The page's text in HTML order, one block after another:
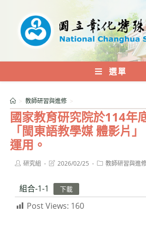
內
選單
國家教育研究院於114年
「閩東語教學媒 體影片
運用。
> 教師研習與進修 >
Post研究組
Post2026/02/25
Post教師研習與進
組合-1-1 下載
Post Views: 160